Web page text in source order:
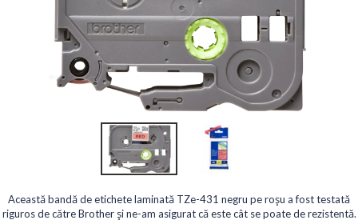
Această bandă de etichete laminată TZe-431 negru pe roșu a fost testată
riguros de către Brother și ne-am asigurat că este cât se poate de rezistentă.